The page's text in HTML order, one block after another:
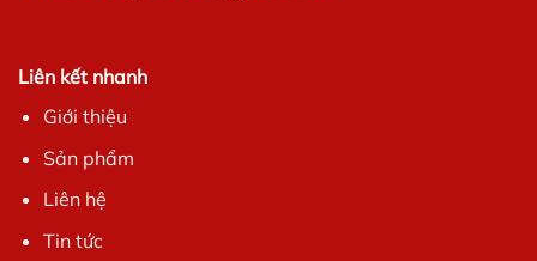
Liên kết nhanh
Giới thiệu
Sản phẩm
Liên hệ
Tin tức